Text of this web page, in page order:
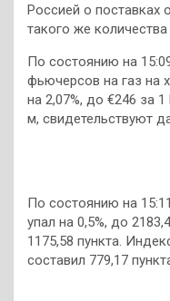
Россией о поставках
такого же
По состоянию на
фьючерсов на газ на
на 2,07%, до €246 за
м, свидетельствуют
По состоянию на
упал на 0,5%, до
1175,58 пункта.
составил 779,17